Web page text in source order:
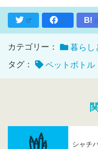
B!
カテゴリー：
暮らし
タグ：
ペットボトル
シャチ